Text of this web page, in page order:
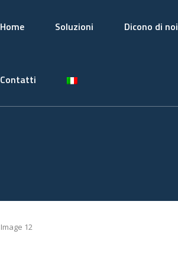
Home Soluzioni Dicono di noi
Contatti
Image 12